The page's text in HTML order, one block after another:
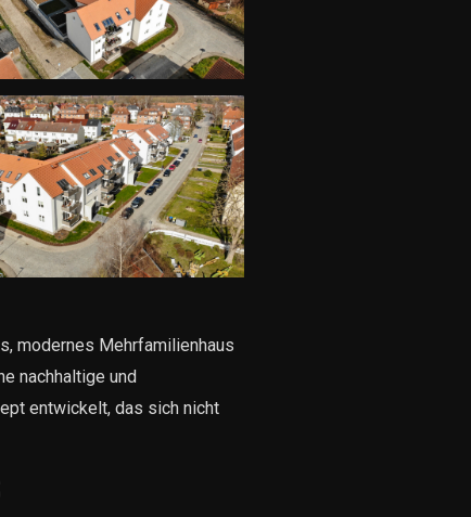
modernes Mehrfamilienhaus
nachhaltige und
entwickelt, das sich nicht